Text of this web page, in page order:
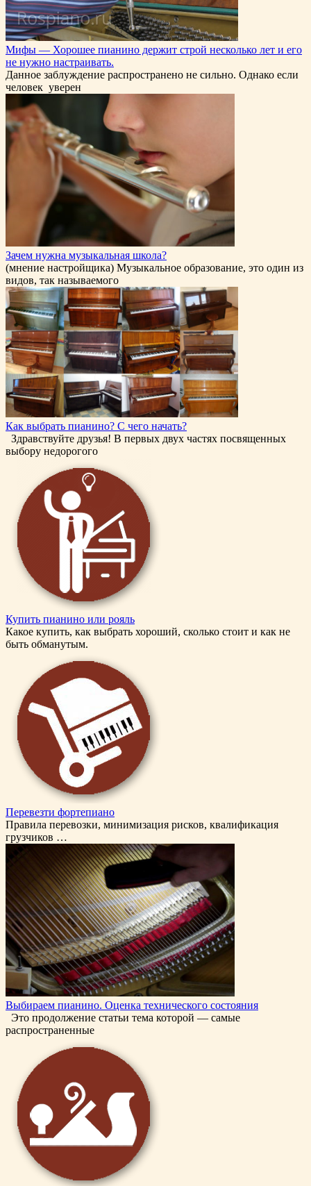
Мифы — Хорошее пианино держит строй несколько лет и его
не нужно настраивать.
Данное заблуждение распространено не сильно. Однако если
человек уверен
Зачем нужна музыкальная школа?
(мнение настройщика) Музыкальное образование, это один из
видов, так называемого
Как выбрать пианино? С чего начать?
Здравствуйте друзья! В первых двух частях посвященных
выбору недорогого
Купить пианино или рояль
Какое купить, как выбрать хороший, сколько стоит и как не
быть обманутым.
Перевезти фортепиано
Правила перевозки, минимизация рисков, квалификация
грузчиков …
Выбираем пианино. Оценка технического состояния
Это продолжение статьи тема которой — самые
распространенные